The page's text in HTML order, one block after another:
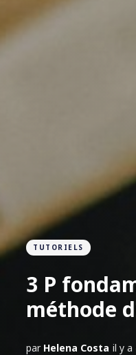
TUTORIELS
3 P
méthode
par Helena Costa il y a